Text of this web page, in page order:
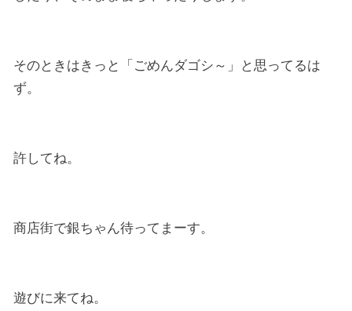
そのときはきっと「ごめんダゴシ～」と思ってるは
ず。
許してね。
商店街で銀ちゃん待ってまーす。
遊びに来てね。